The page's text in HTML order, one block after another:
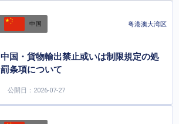
中国 粤港澳大湾区
中国・貨物輸出禁止或いは制限規定の処
罰条項について
公開日：2026-07-27